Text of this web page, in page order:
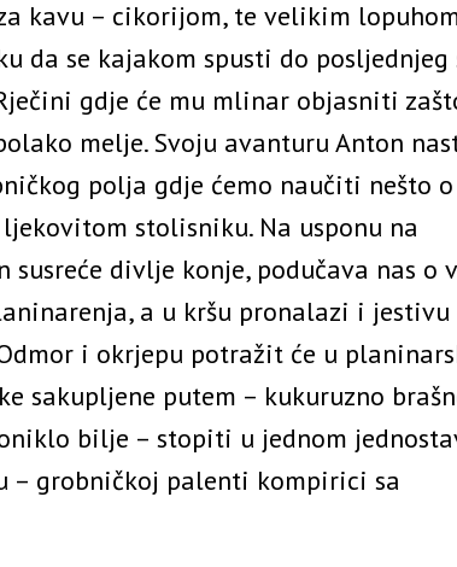
kavu – cikorijom, te velikim
da se kajakom spusti do posljednjeg
gdje će mu mlinar objasniti
melje. Svoju avanturu Anton
polja gdje ćemo naučiti nešto o
stolisniku. Na usponu na
susreće divlje konje, podučava nas o
a u kršu pronalazi i jestivu
i okrjepu potražit će u
sakupljene putem – kukuruzno
bilje – stopiti u jednom
– grobničkoj palenti kompirici sa